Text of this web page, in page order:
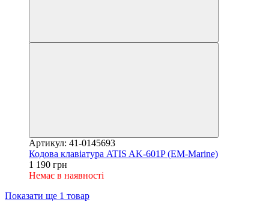
Артикул: 41-0145693
Кодова клавіатура ATIS AK-601P (EM-Marine)
1 190 грн
Немає в наявності
Показати ще 1 товар